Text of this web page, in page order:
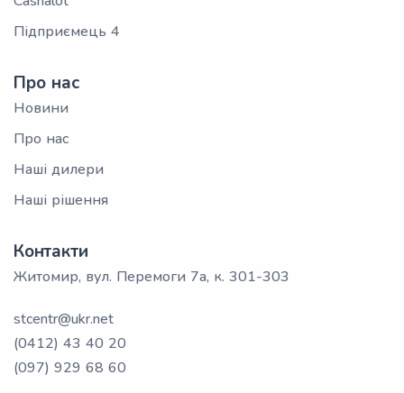
Підприємець 4
Про нас
Новини
Про нас
Наші дилери
Наші рішення
Контакти
Житомир, вул. Перемоги 7а, к. 301-303
stcentr@ukr.net
(0412) 43 40 20
(097) 929 68 60